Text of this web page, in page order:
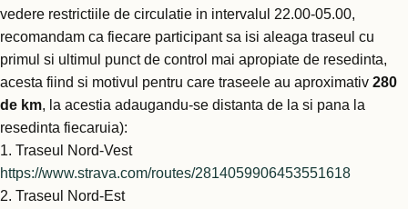
vedere restrictiile de circulatie in intervalul 22.00-05.00,
recomandam ca fiecare participant sa isi aleaga traseul cu
primul si ultimul punct de control mai apropiate de resedinta,
acesta fiind si motivul pentru care traseele au aproximativ 280
de km, la acestia adaugandu-se distanta de la si pana la
resedinta fiecaruia):
1. Traseul Nord-Vest
https://www.strava.com/routes/2814059906453551618
2. Traseul Nord-Est